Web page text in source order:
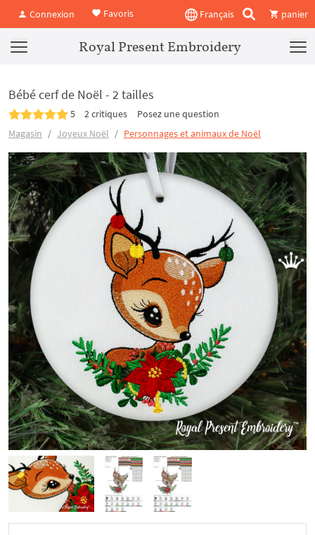
Connexion Favoris Français panier
Royal Present Embroidery
Bébé cerf de Noël - 2 tailles
5 2 critiques
Posez une question
Magasin
Joyeux Noël Personnages et animaux de Noël